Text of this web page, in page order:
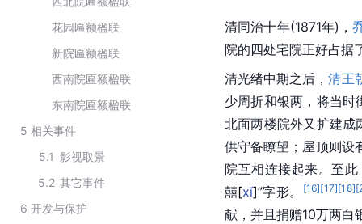
花园匾额楹联
新院匾额楹联
西南院匾额楹联
东南院匾额楹联
5 相关事件
5.1 影视取景
5.2 其它事件
6 开发与保护
清同治十年(1871年)，
院的四处宅院正好占据
清光绪中期之后，清王
少周折和银两，将当时
北面两楼院外又扩建成
供守备瞭望；屋顶则设
院互相连接起来。至
囍[xǐ]”字形。 [16][17][18][
献，并且捐赠10万两白